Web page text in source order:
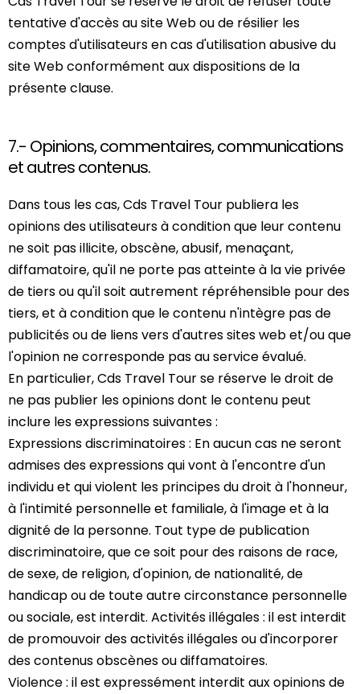
tentative d'accès au site Web ou de résilier les
comptes d'utilisateurs en cas d'utilisation abusive du
site Web conformément aux dispositions de la
présente clause.
7.- Opinions, commentaires, communications
et autres contenus.
Dans tous les cas, Cds Travel Tour publiera les
opinions des utilisateurs à condition que leur contenu
ne soit pas illicite, obscène, abusif, menaçant,
diffamatoire, qu'il ne porte pas atteinte à la vie privée
de tiers ou qu'il soit autrement répréhensible pour des
tiers, et à condition que le contenu n'intègre pas de
publicités ou de liens vers d'autres sites web et/ou que
l'opinion ne corresponde pas au service évalué.
En particulier, Cds Travel Tour se réserve le droit de
ne pas publier les opinions dont le contenu peut
inclure les expressions suivantes :
Expressions discriminatoires : En aucun cas ne seront
admises des expressions qui vont à l'encontre d'un
individu et qui violent les principes du droit à l'honneur,
à l'intimité personnelle et familiale, à l'image et à la
dignité de la personne. Tout type de publication
discriminatoire, que ce soit pour des raisons de race,
de sexe, de religion, d'opinion, de nationalité, de
handicap ou de toute autre circonstance personnelle
ou sociale, est interdit. Activités illégales : il est interdit
de promouvoir des activités illégales ou d'incorporer
des contenus obscènes ou diffamatoires.
Violence : il est expressément interdit aux opinions de